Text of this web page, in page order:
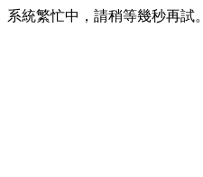
系統繁忙中，請稍等幾秒再試。